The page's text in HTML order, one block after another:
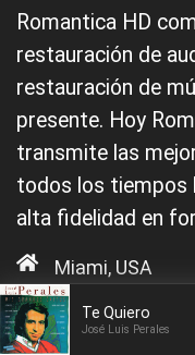
Romantica HD
restauración de
restauración de
presente. Hoy
transmite las
todos los tiempos
alta fidelidad en
Miami, USA
Te Quiero
José Luis Perales